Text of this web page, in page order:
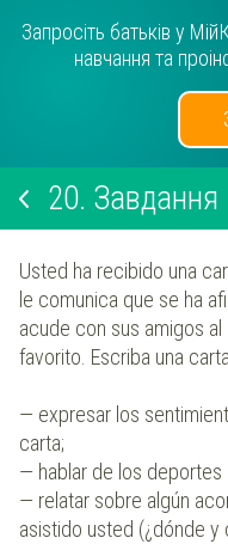
Запросіть батьків у
навчання та
20. Завдання
Usted ha recibido una
le comunica que se ha
acude con sus amigos
favorito. Escriba una
— expresar los
carta;
— hablar de los deportes
— relatar sobre algún
asistido usted (¿dónde y